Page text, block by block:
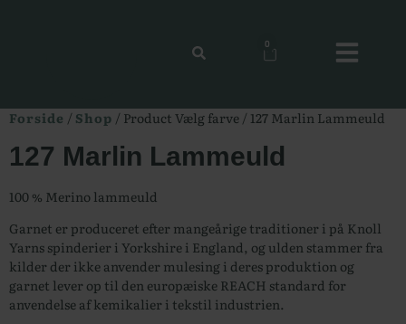
0
Forside / Shop / Product Vælg farve / 127 Marlin Lammeuld
127 Marlin Lammeuld
100 % Merino lammeuld
Garnet er produceret efter mangeårige traditioner i på Knoll
Yarns spinderier i Yorkshire i England, og ulden stammer fra
kilder der ikke anvender mulesing i deres produktion og
garnet lever op til den europæiske REACH standard for
anvendelse af kemikalier i tekstil industrien.